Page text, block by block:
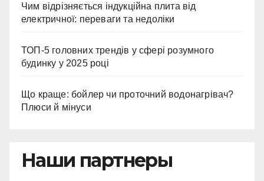
Чим відрізняється індукційна плита від
електричної: переваги та недоліки
ТОП-5 головних трендів у сфері розумного
будинку у 2025 році
Що краще: бойлер чи проточний водонагрівач?
Плюси й мінуси
Наши партнеры